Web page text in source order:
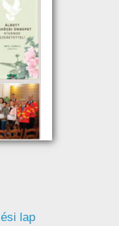
lap